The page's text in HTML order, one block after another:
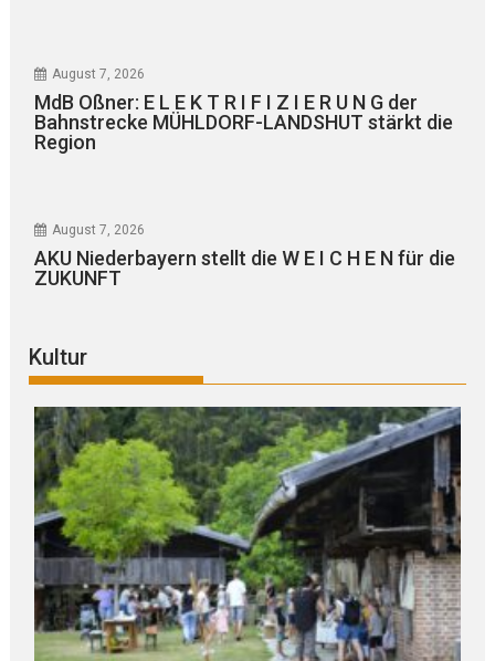
August 7, 2026
MdB Oßner: E L E K T R I F I Z I E R U N G der
Bahnstrecke MÜHLDORF-LANDSHUT stärkt die
Region
August 7, 2026
AKU Niederbayern stellt die W E I C H E N für die
ZUKUNFT
Kultur